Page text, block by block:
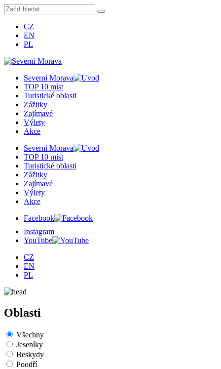
CZ
EN
PL
Severní Morava
TOP 10 míst
Turistické oblasti
Zážitky
Zajímavé
Výlety
Akce
Severní Morava
TOP 10 míst
Turistické oblasti
Zážitky
Zajímavé
Výlety
Akce
Facebook
Instagram
YouTube
CZ
EN
PL
Oblasti
Všechny
Jeseníky
Beskydy
Poodří